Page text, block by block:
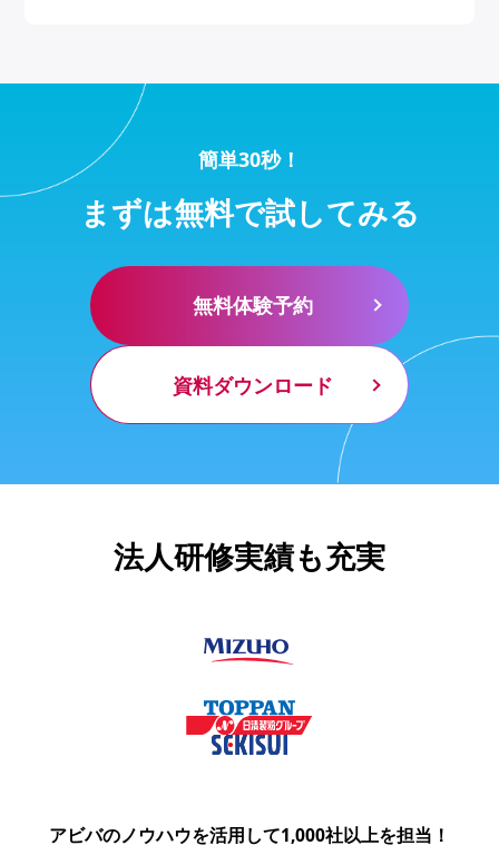
簡単30秒！
まずは無料で試してみる
無料体験予約
資料ダウンロード
法人研修実績も充実
アビバのノウハウを活用して1,000社以上を担当！